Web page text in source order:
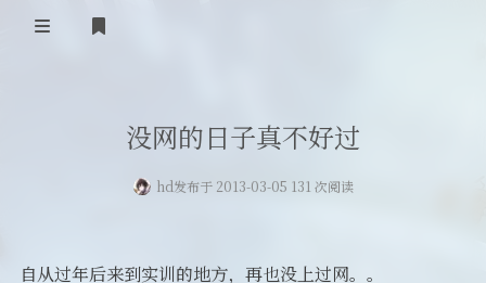
Our Love Story
免费提供二级域名
没网的日子真不好过
hd发布于 2013-03-05 131 次阅读
自从过年后来到实训的地方，再也没上过网。。